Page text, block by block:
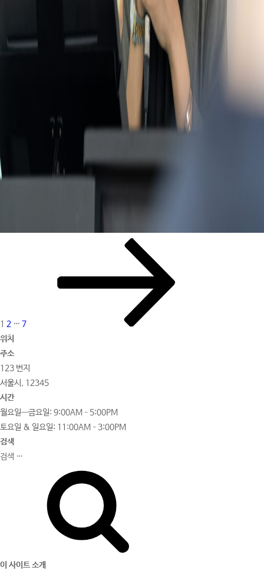
1 2 … 7
위치
주소
123 번지
서울시, 12345
시간
월요일—금요일: 9:00AM–5:00PM
토요일 & 일요일: 11:00AM–3:00PM
검색
이 사이트 소개